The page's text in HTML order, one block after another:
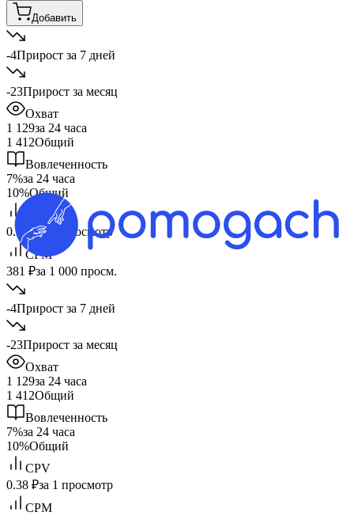
Добавить
-4Прирост за 7 дней
-23Прирост за месяц
Охват
1 129за 24 часа
1 412Общий
Вовлеченность
7%за 24 часа
10%Общий
CPV
0.38 ₽за 1 просмотр
CPM
381 ₽за 1 000 просм.
-4Прирост за 7 дней
-23Прирост за месяц
Охват
1 129за 24 часа
1 412Общий
Вовлеченность
7%за 24 часа
10%Общий
CPV
0.38 ₽за 1 просмотр
CPM